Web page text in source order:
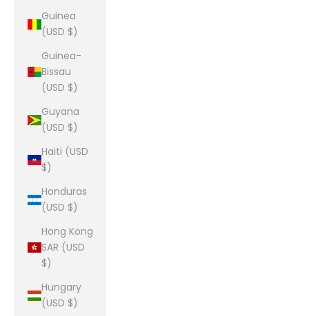
Guinea
(USD $)
Guinea-
Bissau
(USD $)
Guyana
(USD $)
Haiti (USD
$)
Honduras
(USD $)
Hong Kong
SAR (USD
$)
Hungary
(USD $)